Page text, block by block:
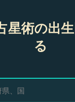
星術の出生
る